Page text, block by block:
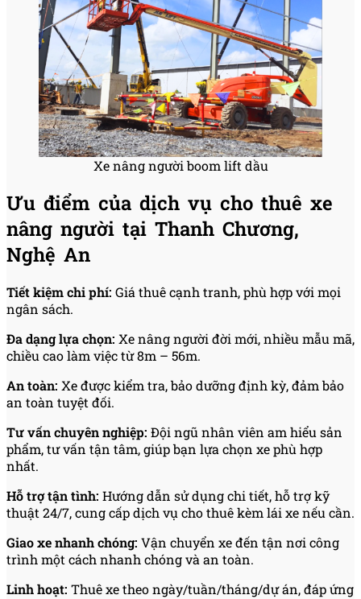
Xe nâng người boom lift dầu
Ưu điểm của dịch vụ cho thuê xe
nâng người tại Thanh Chương,
Nghệ An
Tiết kiệm chi phí: Giá thuê cạnh tranh, phù hợp với mọi
ngân sách.
Đa dạng lựa chọn: Xe nâng người đời mới, nhiều mẫu mã,
chiều cao làm việc từ 8m – 56m.
An toàn: Xe được kiểm tra, bảo dưỡng định kỳ, đảm bảo
an toàn tuyệt đối.
Tư vấn chuyên nghiệp: Đội ngũ nhân viên am hiểu sản
phẩm, tư vấn tận tâm, giúp bạn lựa chọn xe phù hợp
nhất.
Hỗ trợ tận tình: Hướng dẫn sử dụng chi tiết, hỗ trợ kỹ
thuật 24/7, cung cấp dịch vụ cho thuê kèm lái xe nếu cần.
Giao xe nhanh chóng: Vận chuyển xe đến tận nơi công
trình một cách nhanh chóng và an toàn.
Linh hoạt: Thuê xe theo ngày/tuần/tháng/dự án, đáp ứng